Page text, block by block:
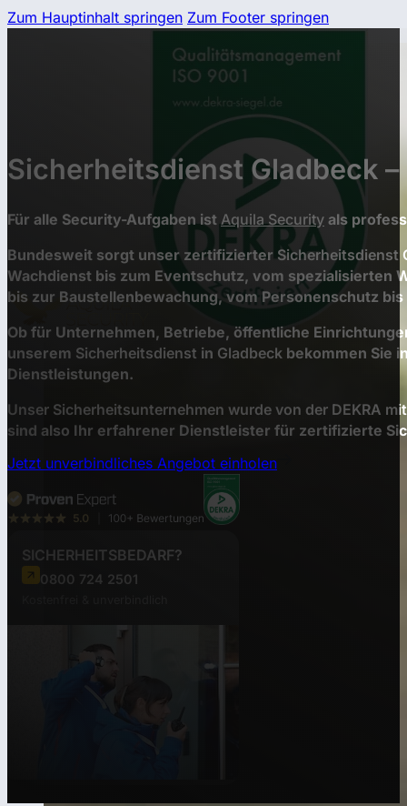
Zum Hauptinhalt springen Zum Footer springen
Sicherheitsdienst Gladbeck
Für alle Security-Aufgaben ist Aquila Security als
Bundesweit sorgt unser zertifizierter Sicherheitsdienst
Wachdienst bis zum Eventschutz, vom spezialisierten
bis zur Baustellenbewachung, vom Personenschutz
Ob für Unternehmen, Betriebe, öffentliche
unserem Sicherheitsdienst in Gladbeck bekommen Sie
Dienstleistungen.
Unser Sicherheitsunternehmen wurde von der DEKRA
sind also Ihr erfahrener Dienstleister für zertifizierte
Jetzt unverbindliches Angebot einholen
SICHERHEITSBEDARF?
0800 724 2501